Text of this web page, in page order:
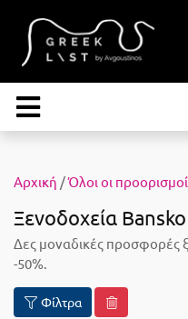
Αρχική /Όλοι οι προορισμοί
Ξενοδοχεία
Δες μοναδικές προσφορές
-50%.
Φίλτρα